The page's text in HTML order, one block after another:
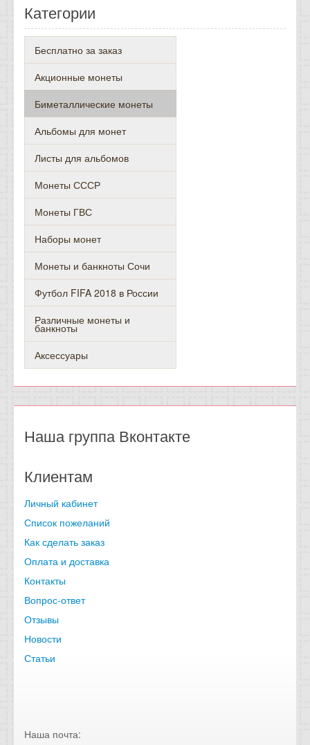
Категории
Бесплатно за заказ
Акционные монеты
Биметаллические монеты
Альбомы для монет
Листы для альбомов
Монеты СССР
Монеты ГВС
Наборы монет
Монеты и банкноты Сочи
Футбол FIFA 2018 в России
Различные монеты и
банкноты
Аксессуары
Наша группа Вконтакте
Клиентам
Личный кабинет
Список пожеланий
Как сделать заказ
Оплата и доставка
Контакты
Вопрос-ответ
Отзывы
Новости
Статьи
Наша почта: